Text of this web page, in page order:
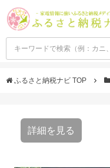
ふるさと納税ナビ TOP
詳細を見る